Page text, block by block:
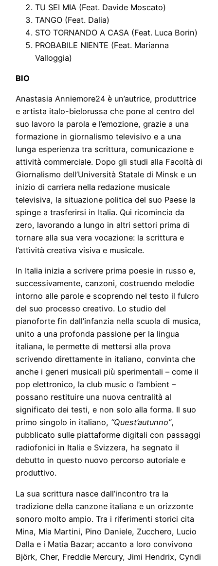
TU SEI MIA (Feat. Davide Moscato)
TANGO (Feat. Dalia)
STO TORNANDO A CASA (Feat. Luca Borin)
PROBABILE NIENTE (Feat. Marianna
Valloggia)
BIO
Anastasia Anniemore24 è un’autrice, produttrice
e artista italo-bielorussa che pone al centro del
suo lavoro la parola e l’emozione, grazie a una
formazione in giornalismo televisivo e a una
lunga esperienza tra scrittura, comunicazione e
attività commerciale. Dopo gli studi alla Facoltà di
Giornalismo dell’Università Statale di Minsk e un
inizio di carriera nella redazione musicale
televisiva, la situazione politica del suo Paese la
spinge a trasferirsi in Italia. Qui ricomincia da
zero, lavorando a lungo in altri settori prima di
tornare alla sua vera vocazione: la scrittura e
l’attività creativa visiva e musicale.
In Italia inizia a scrivere prima poesie in russo e,
successivamente, canzoni, costruendo melodie
intorno alle parole e scoprendo nel testo il fulcro
del suo processo creativo. Lo studio del
pianoforte fin dall’infanzia nella scuola di musica,
unito a una profonda passione per la lingua
italiana, le permette di mettersi alla prova
scrivendo direttamente in italiano, convinta che
anche i generi musicali più sperimentali – come il
pop elettronico, la club music o l’ambient –
possano restituire una nuova centralità al
significato dei testi, e non solo alla forma. Il suo
primo singolo in italiano, “Quest’autunno”,
pubblicato sulle piattaforme digitali con passaggi
radiofonici in Italia e Svizzera, ha segnato il
debutto in questo nuovo percorso autoriale e
produttivo.
La sua scrittura nasce dall’incontro tra la
tradizione della canzone italiana e un orizzonte
sonoro molto ampio. Tra i riferimenti storici cita
Mina, Mia Martini, Pino Daniele, Zucchero, Lucio
Dalla e i Matia Bazar; accanto a loro convivono
Björk, Cher, Freddie Mercury, Jimi Hendrix, Cyndi